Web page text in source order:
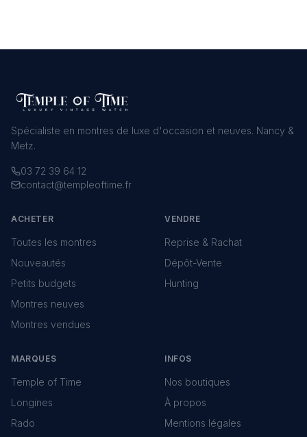
Spécialiste en montres de luxe d'occasion et neuves. Nancy &
Metz.
03 72 39 64 12
contact@templeoftime.fr
ACHETER
Toutes les montres
Nouveautés
Petits budgets
Montres neuves
Montres vendues
VENDRE
Reprise & Rachat
Dépôt-Vente
Hunting
MARQUES
Temple of Time
Longines
Rado
INFOS
Nos boutiques
À propos
Mentions légales